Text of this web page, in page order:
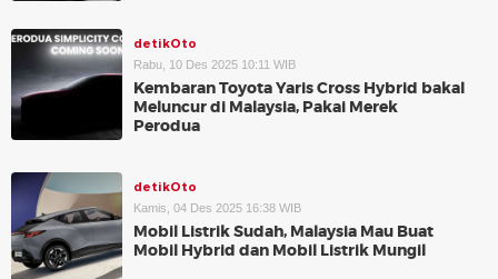
detikOto
Rabu, 10 Des 2025 10:11 WIB
Kembaran Toyota Yaris Cross Hybrid bakal
Meluncur di Malaysia, Pakai Merek
Perodua
detikOto
Kamis, 04 Des 2025 16:38 WIB
Mobil Listrik Sudah, Malaysia Mau Buat
Mobil Hybrid dan Mobil Listrik Mungil